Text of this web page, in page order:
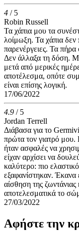
4 / 5
Robin Russell
Τα χάπια μου τα
λοίμωξη. Τα χάπια δεν
παρενέργειες. Τα
Δεν άλλαξα τη δόση.
μετά από μερικές
αποτέλεσμα, οπότε
είναι επίσης λογική.
17/06/2022
4.9 / 5
Jordan Terrell
Διάβασα για το
πρώτα τον γιατρό μου.
ήταν ασφαλές να
είχαν αρχίσει να
καλύτερο: πιο
εξαφανίστηκαν.
αίσθηση της ζωντάνιας
αποτελεσματικά το
27/03/2022
Αφήστε την